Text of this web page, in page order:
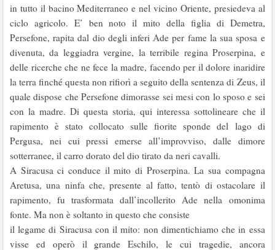
in tutto il bacino Mediterraneo e nel vicino Oriente, presiedeva al
ciclo agricolo. E’ ben noto il mito della figlia di Demetra,
Persefone, rapita dal dio degli inferi Ade per fame la sua sposa e
divenuta, da leggiadra vergine, la ter­ribile regina Proserpina, e
delle ricerche che ne fece la madre, facendo per il dolore inaridire
la terra finché questa non rifiorì a seguito della sentenza di Zeus, il
quale dispose che Persefone dimorasse sei mesi con lo sposo e sei
con la madre. Di questa storia, qui interessa sottolineare che il
rapimento è stato col­locato sulle fiorite sponde del lago di
Pergusa, nei cui pressi emerse all’improvviso, dalle dimore
sotterranee, il carro dorato del dio tirato da neri cavalli.
A Siracusa ci conduce il mito di Proserpina. La sua compagna
Aretusa, una ninfa che, presente al fatto, tentò di ostacolare il
rapimento, fu trasformata dal­l’incollerito Ade nella omonima
fonte. Ma non è soltanto in questo che consiste
il legame di Siracusa con il mito: non dimentichiamo che in essa
visse ed operò il grande Eschilo, le cui tragedie, ancora